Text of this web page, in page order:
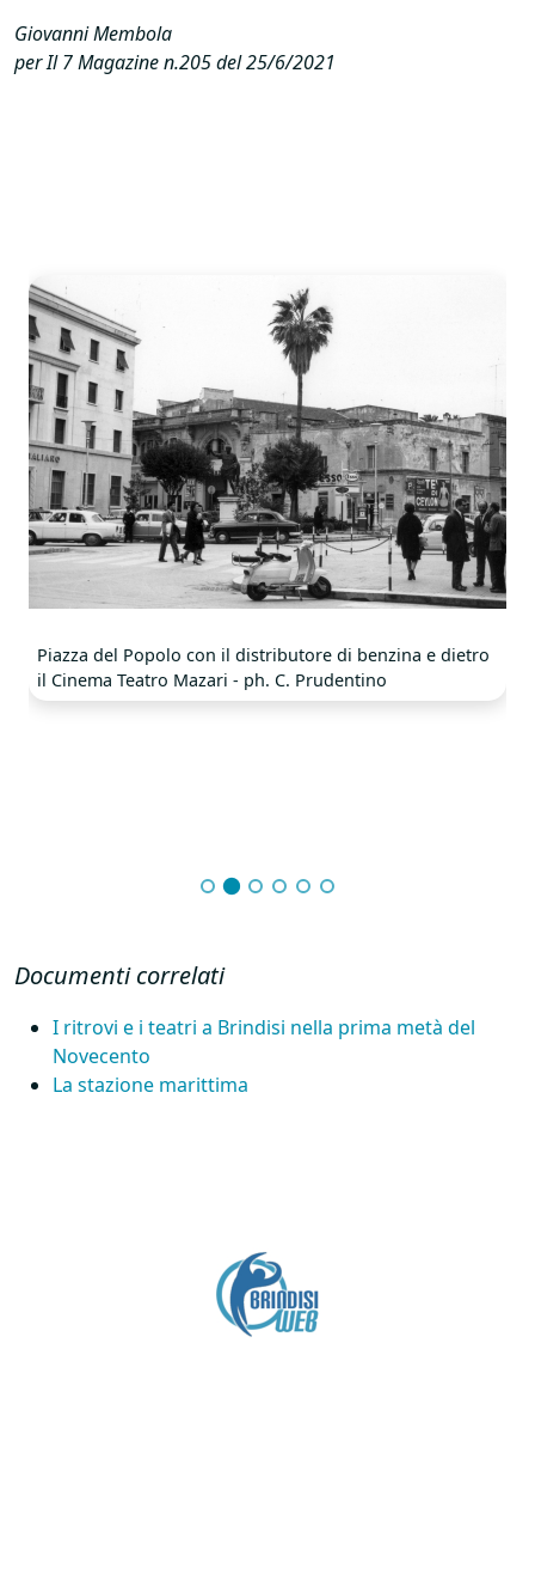
Giovanni Membola
per Il 7 Magazine n.205 del 25/6/2021
Piazza del Popolo con il distributore di benzina e dietro
il Cinema Teatro Mazari - ph. C. Prudentino
Documenti correlati
I ritrovi e i teatri a Brindisi nella prima metà del
Novecento
La stazione marittima